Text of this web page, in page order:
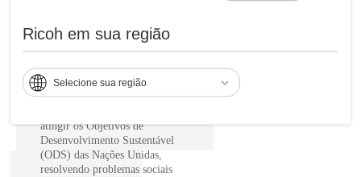
Ricoh em sua região
Selecione sua região
sustentável das nações
unidas para lograr um
melhor futuro:
Globalmente, a Ricoh é uma
atingir os Objetivos de
Desenvolvimento Sustentável
(ODS) das Nações Unidas,
resolvendo problemas sociais